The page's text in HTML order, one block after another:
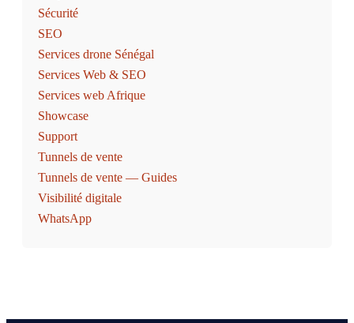
Sécurité
SEO
Services drone Sénégal
Services Web & SEO
Services web Afrique
Showcase
Support
Tunnels de vente
Tunnels de vente — Guides
Visibilité digitale
WhatsApp